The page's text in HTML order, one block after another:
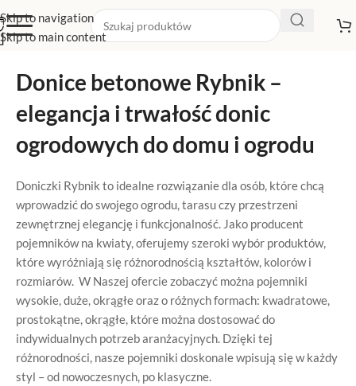
Skip to navigation
Skip to main content
Donice betonowe Rybnik –
elegancja i trwałość donic
ogrodowych do domu i ogrodu
Doniczki Rybnik to idealne rozwiązanie dla osób, które chcą
wprowadzić do swojego ogrodu, tarasu czy przestrzeni
zewnętrznej elegancję i funkcjonalność. Jako producent
pojemników na kwiaty, oferujemy szeroki wybór produktów,
które wyróżniają się różnorodnością kształtów, kolorów i
rozmiarów. W Naszej ofercie zobaczyć można pojemniki
wysokie, duże, okrągłe oraz o różnych formach: kwadratowe,
prostokątne, okrągłe, które można dostosować do
indywidualnych potrzeb aranżacyjnych. Dzięki tej
różnorodności, nasze pojemniki doskonale wpisują się w każdy
styl – od nowoczesnych, po klasyczne.